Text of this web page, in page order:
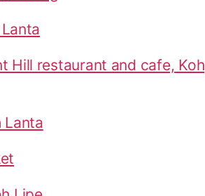
Hill restaurant and cafe, Koh
Lanta